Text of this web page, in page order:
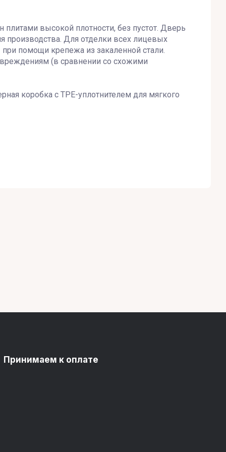
высокой плотности, без пустот. Дверь
производства. Для отделки всех лицевых
помощи крепежа из закаленной стали.
(в сравнении со схожими
коробка с TPE-уплотнителем для мягкого
Принимаем к оплате